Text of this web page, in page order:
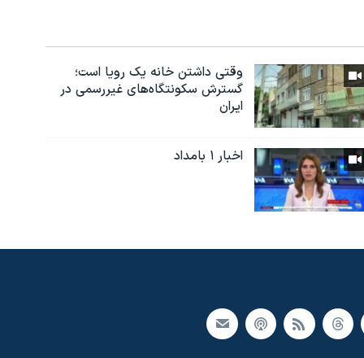
وقتی داشتن خانه یک رویا است؛
گسترش سکونتگاه‌های غیررسمی در
ایران
اخبار ۱ بامداد